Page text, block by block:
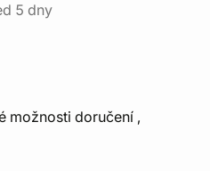
5 dny
možnosti doručení ,